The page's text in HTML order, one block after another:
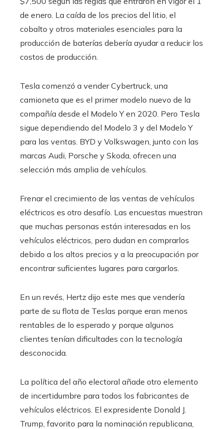
de enero. La caída de los precios del litio, el
cobalto y otros materiales esenciales para la
producción de baterías debería ayudar a reducir los
costos de producción.
Tesla comenzó a vender Cybertruck, una
camioneta que es el primer modelo nuevo de la
compañía desde el Modelo Y en 2020. Pero Tesla
sigue dependiendo del Modelo 3 y del Modelo Y
para las ventas. BYD y Volkswagen, junto con las
marcas Audi, Porsche y Skoda, ofrecen una
selección más amplia de vehículos.
Frenar el crecimiento de las ventas de vehículos
eléctricos es otro desafío. Las encuestas muestran
que muchas personas están interesadas en los
vehículos eléctricos, pero dudan en comprarlos
debido a los altos precios y a la preocupación por
encontrar suficientes lugares para cargarlos.
En un revés, Hertz dijo este mes que vendería
parte de su flota de Teslas porque eran menos
rentables de lo esperado y porque algunos
clientes tenían dificultades con la tecnología
desconocida.
La política del año electoral añade otro elemento
de incertidumbre para todos los fabricantes de
vehículos eléctricos. El expresidente Donald J.
Trump, favorito para la nominación republicana,